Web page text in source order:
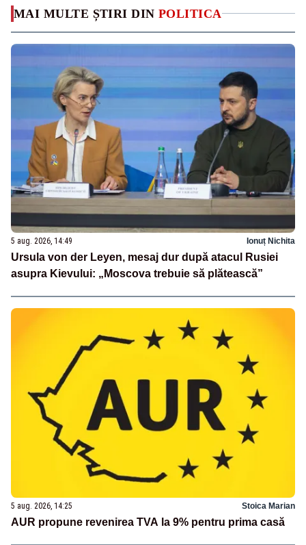
MAI MULTE ȘTIRI DIN POLITICA
5 aug. 2026, 14:49 Ionuț Nichita
Ursula von der Leyen, mesaj dur după atacul Rusiei
asupra Kievului: „Moscova trebuie să plătească”
5 aug. 2026, 14:25 Stoica Marian
AUR propune revenirea TVA la 9% pentru prima casă